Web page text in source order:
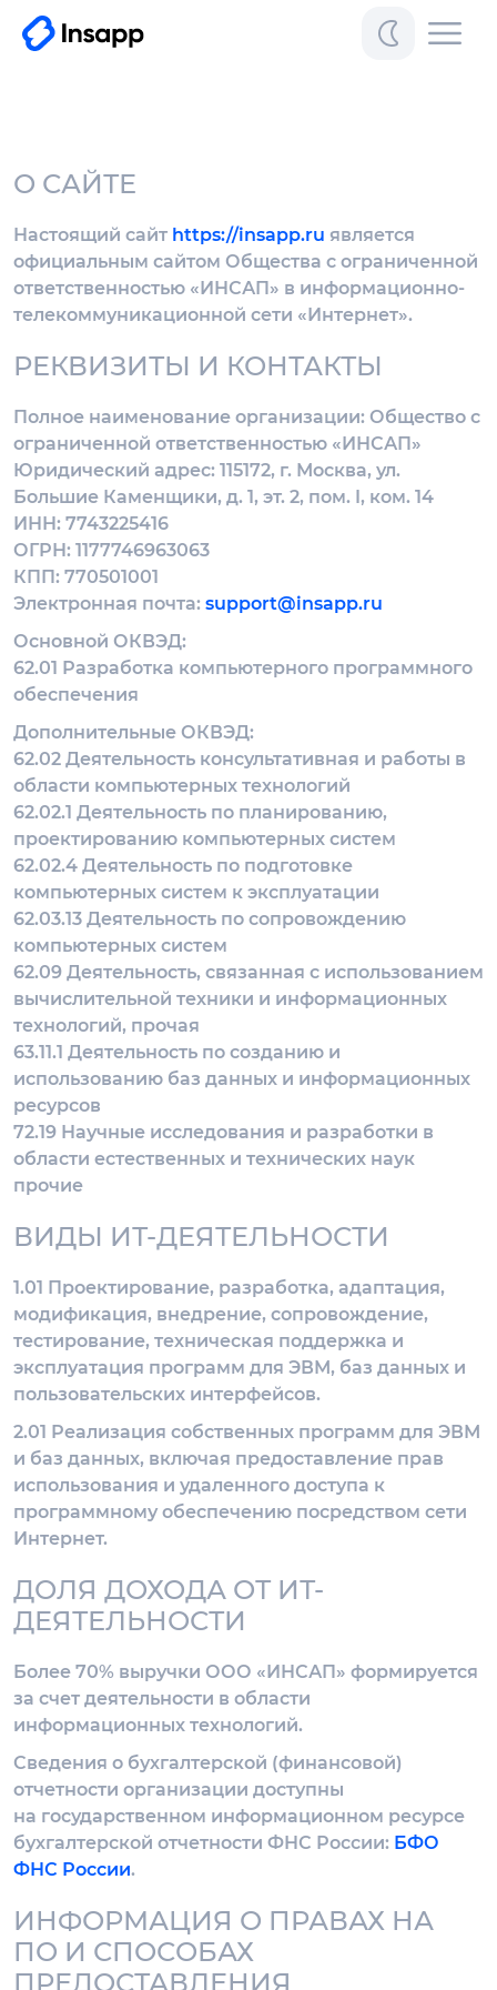
О САЙТЕ
Настоящий сайт https://insapp.ru является
официальным сайтом Общества с ограниченной
ответственностью «ИНСАП» в информационно-
телекоммуникационной сети «Интернет».
РЕКВИЗИТЫ И КОНТАКТЫ
Полное наименование организации: Общество с
ограниченной ответственностью «ИНСАП»
Юридический адрес: 115172, г. Москва, ул.
Большие Каменщики, д. 1, эт. 2, пом. I, ком. 14
ИНН: 7743225416
ОГРН: 1177746963063
КПП: 770501001
Электронная почта: support@insapp.ru
Основной ОКВЭД:
62.01 Разработка компьютерного программного
обеспечения
Дополнительные ОКВЭД:
62.02 Деятельность консультативная и работы в
области компьютерных технологий
62.02.1 Деятельность по планированию,
проектированию компьютерных систем
62.02.4 Деятельность по подготовке
компьютерных систем к эксплуатации
62.03.13 Деятельность по сопровождению
компьютерных систем
62.09 Деятельность, связанная с использованием
вычислительной техники и информационных
технологий, прочая
63.11.1 Деятельность по созданию и
использованию баз данных и информационных
ресурсов
72.19 Научные исследования и разработки в
области естественных и технических наук
прочие
ВИДЫ ИТ-ДЕЯТЕЛЬНОСТИ
1.01 Проектирование, разработка, адаптация,
модификация, внедрение, сопровождение,
тестирование, техническая поддержка и
эксплуатация программ для ЭВМ, баз данных и
пользовательских интерфейсов.
2.01 Реализация собственных программ для ЭВМ
и баз данных, включая предоставление прав
использования и удаленного доступа к
программному обеспечению посредством сети
Интернет.
ДОЛЯ ДОХОДА ОТ ИТ-
ДЕЯТЕЛЬНОСТИ
Более 70% выручки ООО «ИНСАП» формируется
за счет деятельности в области
информационных технологий.
Сведения о бухгалтерской (финансовой)
отчетности организации доступны
на государственном информационном ресурсе
бухгалтерской отчетности ФНС России: БФО
ФНС России.
ИНФОРМАЦИЯ О ПРАВАХ НА
ПО И СПОСОБАХ
ПРЕДОСТАВЛЕНИЯ